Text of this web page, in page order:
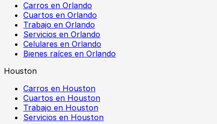
Carros en Orlando
Cuartos en Orlando
Trabajo en Orlando
Servicios en Orlando
Celulares en Orlando
Bienes raíces en Orlando
Houston
Carros en Houston
Cuartos en Houston
Trabajo en Houston
Servicios en Houston